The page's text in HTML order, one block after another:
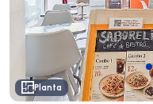
Planta